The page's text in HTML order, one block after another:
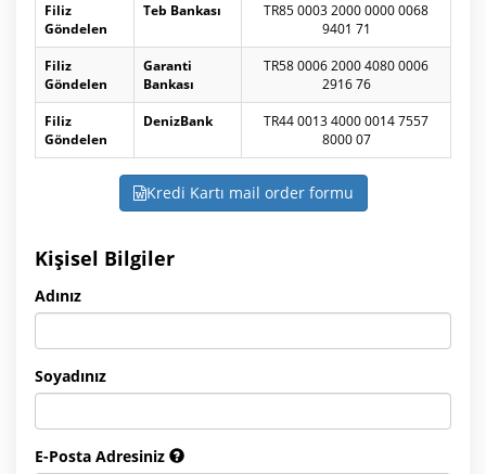
Filiz
Göndelen
Teb Bankası
TR85 0003 2000 0000 0068
9401 71
Filiz
Göndelen
Garanti
Bankası
TR58 0006 2000 4080 0006
2916 76
Filiz
Göndelen
DenizBank
TR44 0013 4000 0014 7557
8000 07
Kredi Kartı mail order formu
Kişisel Bilgiler
Adınız
Soyadınız
E-Posta Adresiniz